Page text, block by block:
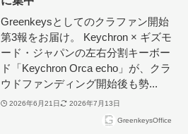
Greenkeysとしてのクラファン開始
第3報をお届け。 Keychron × ギズモ
ード・ジャパンの左右分割キーボー
ド「Keychron Orca echo」が、クラ
ウドファンディング開始後も勢...
2026年6月21日 2026年7月13日
GreenkeysOffice